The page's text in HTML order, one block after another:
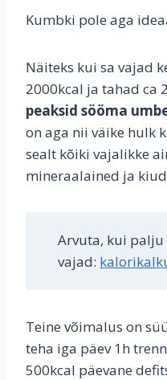
Kumbki pole aga
Näiteks kui sa vajad
2000kcal ja tahad ca
peaksid sööma
on aga nii väike hulk
sealt kõiki vajalikke
mineraalained ja
Arvuta, kui palju
vajad:
Teine võimalus on
teha iga päev 1h
500kcal päevane